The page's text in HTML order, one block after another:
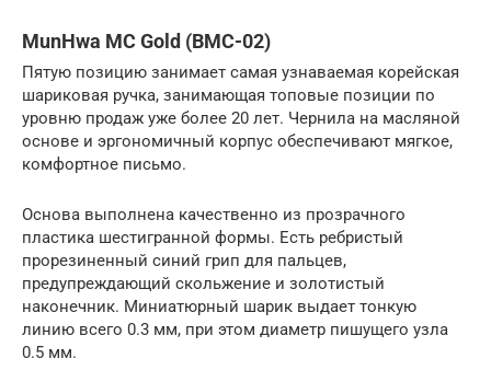
MunHwa MC Gold (BMC-02)
Пятую позицию занимает самая узнаваемая корейская
шариковая ручка, занимающая топовые позиции по
уровню продаж уже более 20 лет. Чернила на масляной
основе и эргономичный корпус обеспечивают мягкое,
комфортное письмо.
Основа выполнена качественно из прозрачного
пластика шестигранной формы. Есть ребристый
прорезиненный синий грип для пальцев,
предупреждающий скольжение и золотистый
наконечник. Миниатюрный шарик выдает тонкую
линию всего 0.3 мм, при этом диаметр пишущего узла
0.5 мм.